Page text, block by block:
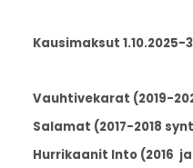
Kausimaksut 1.10.2025-
Vauhtivekarat (2019-
Salamat (2017-2018
Hurrikaanit Into (2016